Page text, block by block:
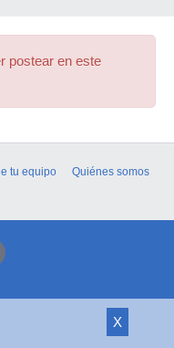
postear en este
X
tu equipo
Quiénes somos